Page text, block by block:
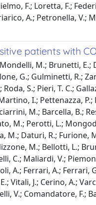
F.; Loretta, F.;
A.; Petronella, V.;
patients with
M.; Brunetti,
G.; Gulminetti, R.;
S.; Pieri, T. C.;
I.; Pettenazza,
M.; Barcella, B.;
M.; Perotti, L.;
M.; Daturi, R.;
M.; Bellotti, L.;
C.; Maliardi, V.;
A.; Ferrari, A.;
Vitali, J.; Cerino, A.;
V.; Comandatore, F.;